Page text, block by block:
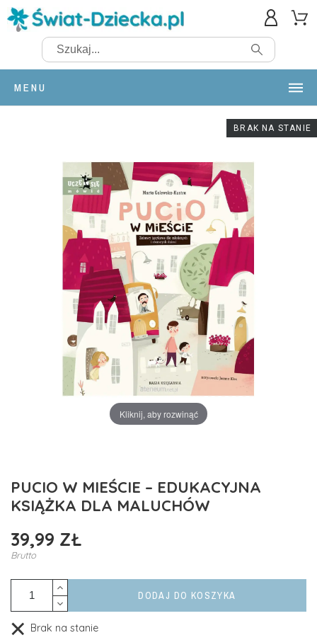
MENU
BRAK NA STANIE
Kliknij, aby rozwinąć
PUCIO W MIEŚCIE – EDUKACYJNA
KSIĄŻKA DLA MALUCHÓW
39,99 ZŁ
Brutto
DODAJ DO KOSZYKA
Brak na stanie